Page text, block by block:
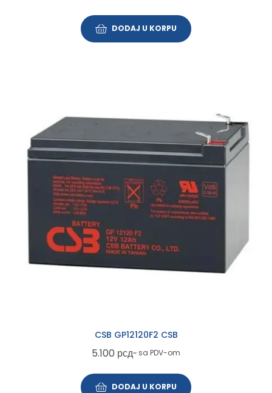
DODAJ U KORPU
CSB GP12120F2 CSB
5.100 рсд~ sa PDV-om
DODAJ U KORPU